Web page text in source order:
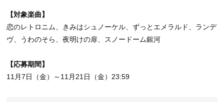
【対象楽曲】
恋のレトロニム、きみはシュノーケル、ずっとエメラルド、ランデ
ヴ、うわのそら、夜明けの扉、スノードーム銀河
【応募期間】
11月7日（金）～11月21日（金）23:59